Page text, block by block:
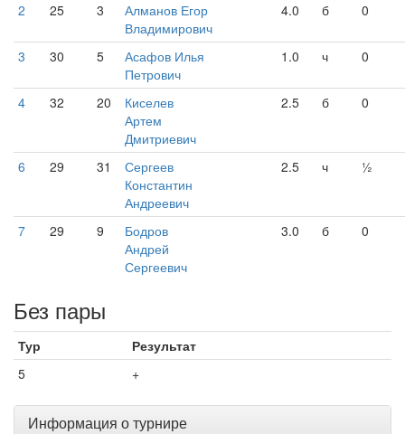
2 25 3
Алманов Егор
Владимирович
4.0 б 0
3 30 5
Асафов Илья
Петрович
1.0 ч 0
4 32 20
Киселев
Артем
Дмитриевич
2.5 б 0
6 29 31
Сергеев
Константин
Андреевич
2.5 ч ½
7 29 9
Бодров
Андрей
Сергеевич
3.0 б 0
Без пары
Тур
Результат
5
+
Информация о турнире